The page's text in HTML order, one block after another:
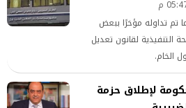
تم تداوله مؤخرًا ببعض
التنفيذية لقانون تعديل
الخام.
لإطلاق حزمة